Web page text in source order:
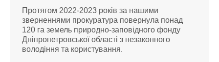
Протягом 2022-2023 років за нашими
зверненнями прокуратура повернула понад
120 га земель природно-заповідного фонду
Дніпропетровської області з незаконного
володіння та користування.